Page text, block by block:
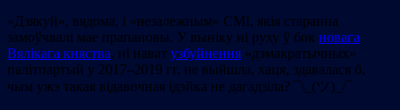
«Дзякуй», вядома, і «незалежным» СМІ, якія старанна
замоўчвалі мае прапановы. У выніку ні руху ў бок новага
Вялікага княства, ні нават узбуйнення «дэмакратычных»
палітпартый у 2017–2019 гг. не выйшла, хаця, здавалася б,
чым ужэ такая відавочная ідэйка не дагадзіла? ¯\_(ツ)_/¯